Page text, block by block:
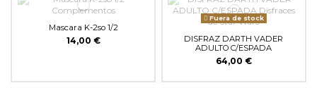
Mascara K-2so 1/2
14,00 €
Fuera de stock
DISFRAZ DARTH VADER
ADULTO C/ESPADA
64,00 €